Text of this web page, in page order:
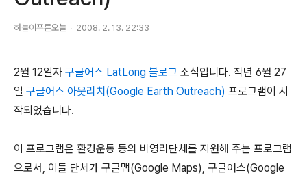
하늘이푸른오늘 2008. 2. 13. 22:33
2월 12일자 구글어스 LatLong 블로그 소식입니다. 작년 6월 27
일 구글어스 아웃리치(Google Earth Outreach) 프로그램이 시
작되었습니다.
이 프로그램은 환경운동 등의 비영리단체를 지원해 주는 프로그램
으로서, 이들 단체가 구글맵(Google Maps), 구글어스(Google